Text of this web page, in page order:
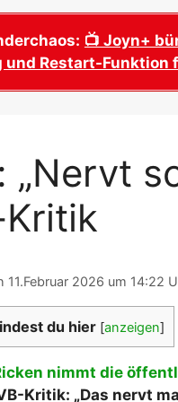
WM
Tabelle
WM 2026
Termine,
WM 2026
WM 2026
Spielort
Weltmeister,
Fußball WM
Ausfüllen &
Fußball WM
PDF zum
📺 Joyn+
Restart-
„Nervt
2026 um 14:22
du hier [anzeigen]
nimmt die
Kritik: „Das nervt